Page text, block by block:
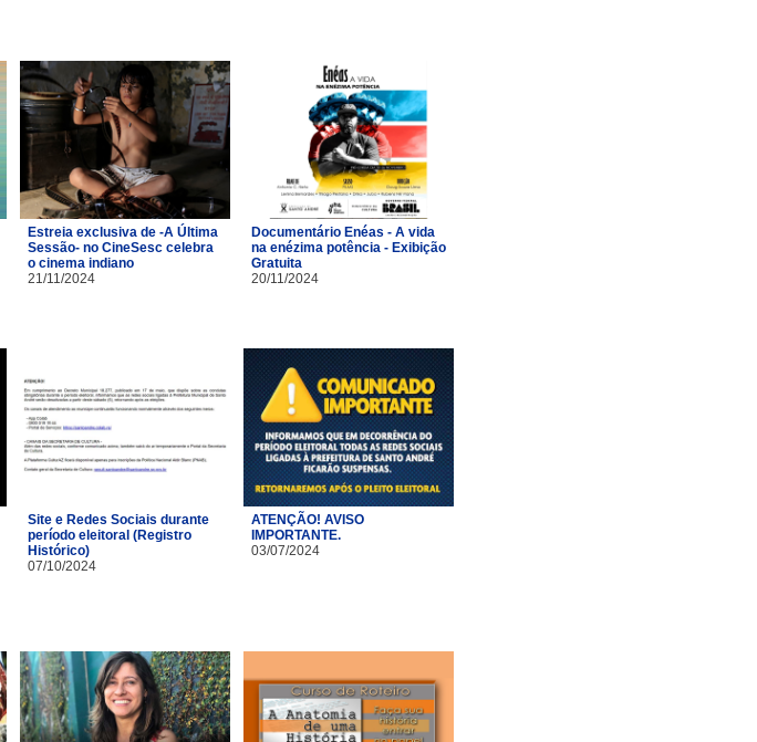
Estreia exclusiva de -A Última
Sessão- no CineSesc celebra
o cinema indiano
21/11/2024
Documentário Enéas - A vida
na enézima potência - Exibição
Gratuita
20/11/2024
Site e Redes Sociais durante
período eleitoral (Registro
Histórico)
07/10/2024
ATENÇÃO! AVISO
IMPORTANTE.
03/07/2024